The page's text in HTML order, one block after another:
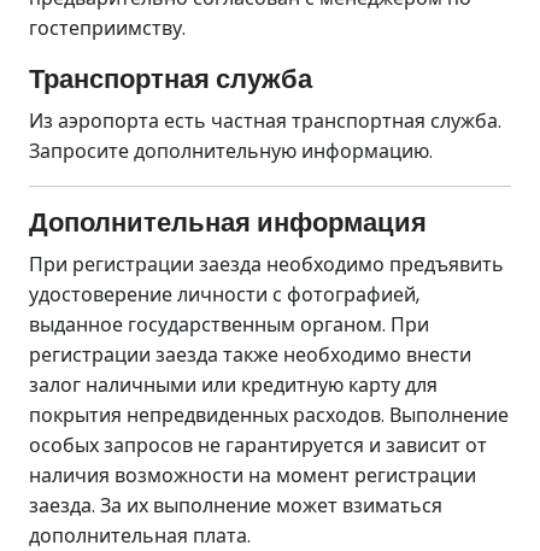
гостеприимству.
Транспортная служба
Из аэропорта есть частная транспортная служба.
Запросите дополнительную информацию.
Дополнительная информация
При регистрации заезда необходимо предъявить
удостоверение личности с фотографией,
выданное государственным органом. При
регистрации заезда также необходимо внести
залог наличными или кредитную карту для
покрытия непредвиденных расходов. Выполнение
особых запросов не гарантируется и зависит от
наличия возможности на момент регистрации
заезда. За их выполнение может взиматься
дополнительная плата.